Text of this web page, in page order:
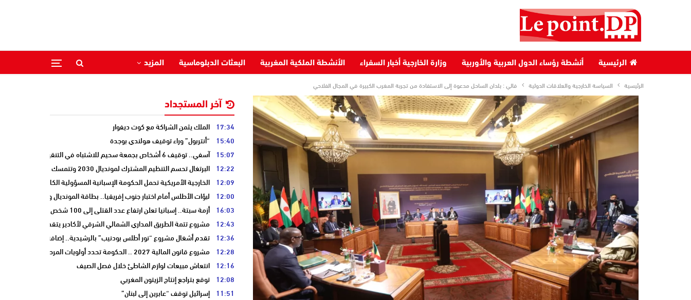
الرئيسية أنشطة رؤساء الدول العربية والأوربية وزارة الخارجية أخبار السفراء الأنشطة الملكية المغربية البعثات الدبلوماسية المزيد
الرئيسية السياسة الخارجية والعلاقات الدولية فالي : بلدان الساحل مدعوة إلى الاستفادة من تجربة المغرب الكبيرة في المجال الفلاحي
آخر المستجداد
17:34 الملك يثمن الشراكة مع كوت ديفوار
15:40 “أنتربول” وراء توقيف هولندي بوجدة
15:07 آسفي.. توقيف 6 أشخاص بجمعة سحيم للاشتباه في التنقيب عن الكنوز .
12:22 البرتغال تحسم التنظيم المشترك لمونديال 2030 وتتمسك بالشراكة مع المغرب وإسبانيا
12:09 الخارجية الأمريكية تحمل الحكومة الإسبانية المسؤولية الكاملة عن أزمة سبتة
12:00 لبؤات الأطلس أمام اختبار جنوب إفريقيا.. بطاقة المونديال ونصف النهائي
16:03 أزمة سبتة.. إسبانيا تعلن ارتفاع عدد القتلى إلى 100 شخص
12:43 مشروع تتمة الطريق المداري الشمالي الشرقي لأكادير يتقدم نحو مرحلة
12:36 تقدم أشغال مشروع “نور أطلس بودنيب” بالرشيدية.. إضافة 33 ميغاوات إلى الشبكة الوطنية
12:28 مشروع قانون المالية 2027 .. الحكومة تحدد أولويات المرحلة المقبلة
12:16 انتعاش مبيعات لوازم الشاطئ خلال فصل الصيف
12:08 توقع بتراجع إنتاج الزيتون المغربي
11:51 إسرائيل توقف “عابرين إلى لبنان”